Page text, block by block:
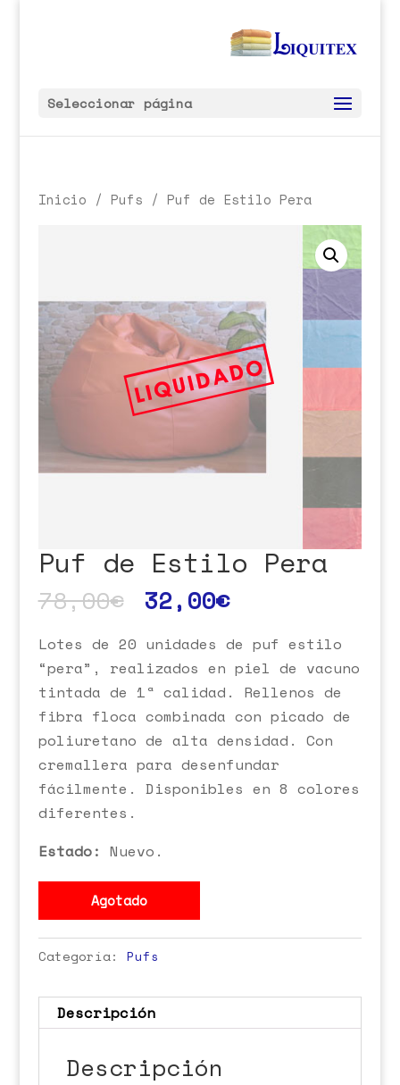
Seleccionar página
Inicio / Pufs / Puf de Estilo Pera
Puf de Estilo Pera
78,00€ 32,00€
Lotes de 20 unidades de puf estilo
“pera”, realizados en piel de vacuno
tintada de 1ª calidad. Rellenos de
fibra floca combinada con picado de
poliuretano de alta densidad. Con
cremallera para desenfundar
fácilmente. Disponibles en 8 colores
diferentes.
Estado: Nuevo.
Agotado
Categoría: Pufs
Descripción
Descripción